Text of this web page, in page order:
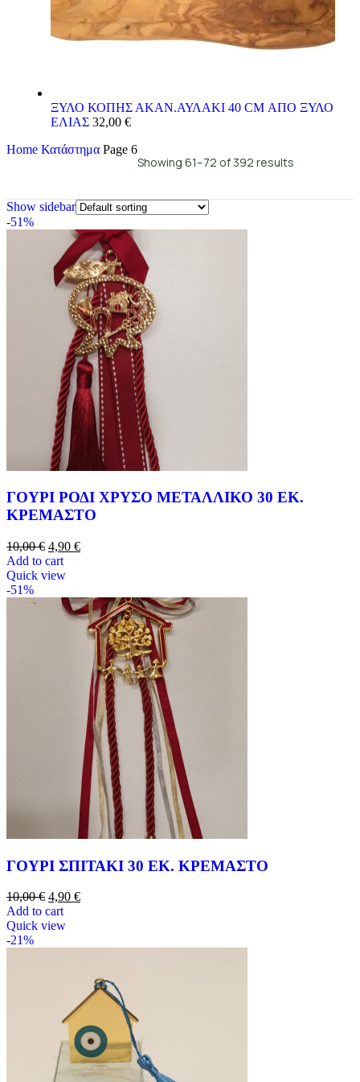
ΞΥΛΟ ΚΟΠΗΣ ΑΚΑΝ.ΑΥΛΑΚΙ 40 CM ΑΠΟ ΞΥΛΟ
ΕΛΙΑΣ 32,00 €
Home Κατάστημα Page 6
Showing 61–72 of 392 results
Show sidebar
-51%
ΓΟΥΡΙ ΡΟΔΙ ΧΡΥΣΟ ΜΕΤΑΛΛΙΚΟ 30 ΕΚ.
ΚΡΕΜΑΣΤΟ
10,00€ 4,90 €
Add to cart
Quick view
-51%
ΓΟΥΡΙ ΣΠΙΤΑΚΙ 30 ΕΚ. ΚΡΕΜΑΣΤΟ
10,00€ 4,90 €
Add to cart
Quick view
-21%